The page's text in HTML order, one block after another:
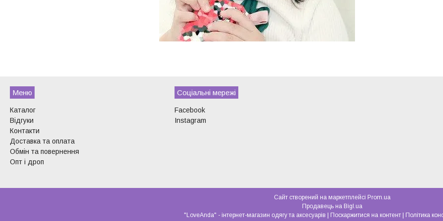
Меню
Каталог
Відгуки
Контакти
Доставка та оплата
Обмін та повернення
Опт і дроп
Соціальні мережі
Facebook
Instagram
Сайт створений на маркетплейсі Prom.ua
Продавець на Bigl.ua
Поскаржитися на контент Політика